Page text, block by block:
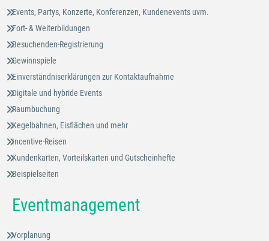
Events, Partys, Konzerte, Konferenzen, Kundenevents uvm.
Fort- & Weiterbildungen
Besuchenden-Registrierung
Gewinnspiele
Einverständniserklärungen zur Kontaktaufnahme
Digitale und hybride Events
Raumbuchung
Kegelbahnen, Eisflächen und mehr
Incentive-Reisen
Kundenkarten, Vorteilskarten und Gutscheinhefte
Beispielseiten
Eventmanagement
Vorplanung